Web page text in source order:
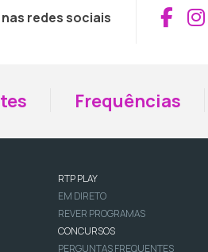
redes sociais
Frequências
RTP PLAY
EM DIRETO
REVER PROGRAMAS
CONCURSOS
PERGUNTAS FREQUENTES